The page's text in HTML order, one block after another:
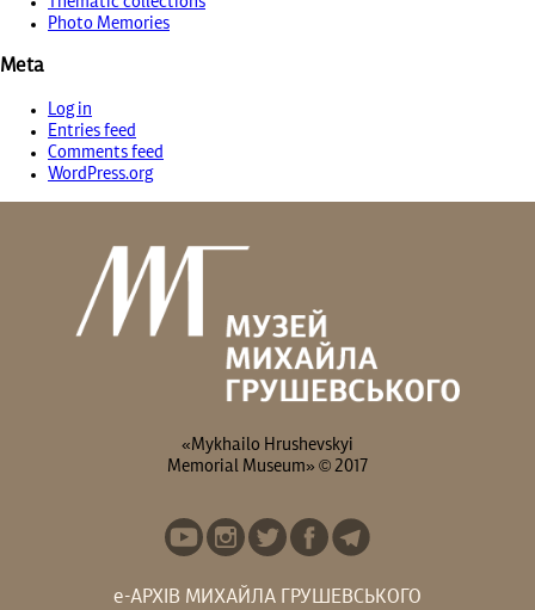
Photo Memories
Meta
Log in
Entries feed
Comments feed
WordPress.org
«Mykhailo Hrushevskyi
Memorial Museum» © 2017
е-АРХІВ МИХАЙЛА ГРУШЕВСЬКОГО